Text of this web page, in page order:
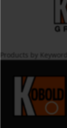
Products by Keyword